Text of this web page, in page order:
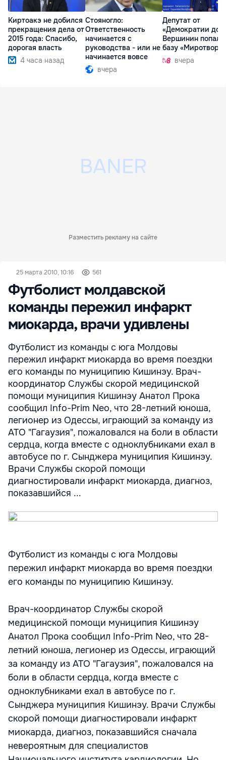
Киртоакэ не добился
прекращения дела от
2015 года: Спасибо,
дорогая власть
4 часа назад
Стояногло:
Ответственность
начинается с
руководства - или не
начинается вовсе
вчера
Депутат от
«Демократии
Вершинин попал в
базу
вчера
Разместить рекламу на сайте
25 марта 2010, 10:16 561
Футболист молдавской
команды пережил инфаркт
миокарда, врачи удивлены
Футболист из команды с юга Молдовы
пережил инфаркт миокарда во время поездки
его команды по муниципию Кишинэу. Врач-
координатор Службы скорой медицинской
помощи муниципия Кишинэу Анатол Прока
сообщил Info-Prim Neo, что 28-летний юноша,
легионер из Одессы, играющий за команду из
АТО "Гагаузия", пожаловался на боли в области
сердца, когда вместе с одноклубниками ехал в
автобусе по г. Сынджера муниципия Кишинэу.
Врачи Службы скорой помощи
диагностировали инфаркт миокарда, диагноз,
показавшийся ...
Футболист из команды с юга Молдовы
пережил инфаркт миокарда во время поездки
его команды по муниципию Кишинэу.
Врач-координатор Службы скорой
медицинской помощи муниципия Кишинэу
Анатол Прока сообщил Info-Prim Neo, что 28-
летний юноша, легионер из Одессы, играющий
за команду из АТО "Гагаузия", пожаловался на
боли в области сердца, когда вместе с
одноклубниками ехал в автобусе по г.
Сынджера муниципия Кишинэу. Врачи Службы
скорой помощи диагностировали инфаркт
миокарда, диагноз, показавшийся сначала
невероятным для специалистов